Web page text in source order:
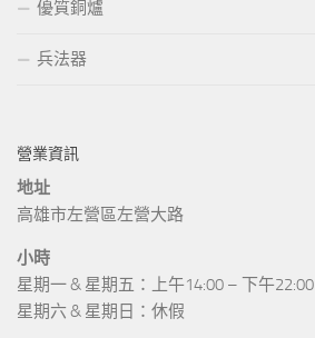
優質銅爐
兵法器
營業資訊
地址
高雄市左營區左營大路
小時
星期一 & 星期五：上午14:00 – 下午22:00
星期六 & 星期日：休假